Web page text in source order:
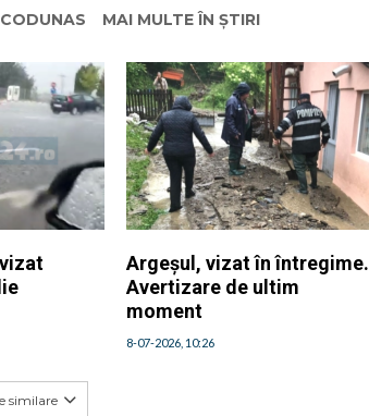
MAI MULTE ÎN ȘTIRI
Argeșul, vizat în întregime.
Avertizare de ultim
moment
8-07-2026, 10:26
similare